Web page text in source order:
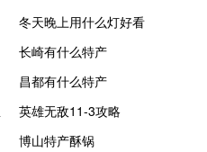
冬天晚上用什么灯好看
长崎有什么特产
昌都有什么特产
英雄无敌11-3攻略
博山特产酥锅